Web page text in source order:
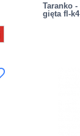
Taranko
gięta fl-k4